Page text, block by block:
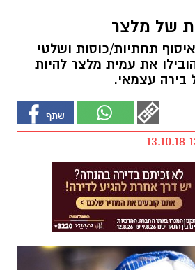
של מלצר
תחתיות/כוסות ושלטי
את עמית מלצר להיות
בירה עצמאי.